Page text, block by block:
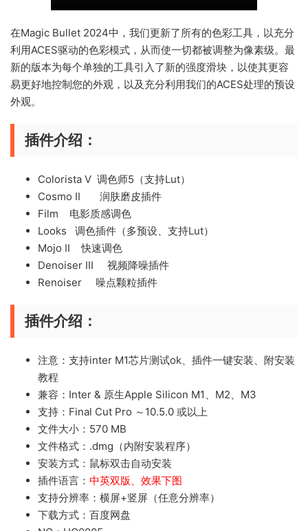
在Magic Bullet 2024中，我们更新了所有的色彩工具，以充分
利用ACES驱动的色彩模式，从而使一切都被调整为像素级。最
新的版本为每个单独的工具引入了新的强度滑块，以使其更容
易更好地控制您的外观，以及充分利用我们的ACES处理的预设
外观。
插件介绍：
Colorista V 调色师5（支持Lut）
Cosmo II 润肤磨皮插件
Film 电影质感调色
Looks 调色插件（多预设、支持Lut）
Mojo II 快速调色
Denoiser III 视频降噪插件
Renoiser 噪点颗粒插件
插件介绍：
注意：支持inter M1芯片测试ok、插件一键安装、附安装
教程
兼容：Inter & 原生Apple Silicon M1、M2、M3
支持：Final Cut Pro ～10.5.0 或以上
文件大小：570 MB
文件格式：.dmg（内附安装程序）
安装方式：鼠标双击自动安装
插件语言： 中英双版、效果下图
支持分辨率：横屏+竖屏（任意分辨率）
下载方式：百度网盘